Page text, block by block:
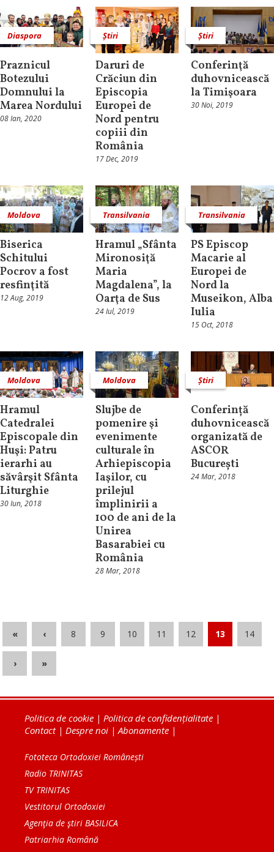
Diaspora
Praznicul
Botezului
Domnului la
Marea Nordului
08 Ian, 2020
Știri
Daruri de
Crăciun din
Episcopia
Europei de
Nord pentru
copiii din
România
17 Dec, 2019
Știri
Conferinţă
duhovnicească
la Timişoara
30 Noi, 2019
Moldova
Biserica
Schitului
Pocrov a fost
resfinţită
12 Aug, 2019
Transilvania
Hramul „Sfânta
Mironosiţă
Maria
Magdalena”, la
Oarţa de Sus
24 Iul, 2019
Transilvania
PS Episcop
Macarie al
Europei de
Nord la
Museikon, Alba
Iulia
15 Oct, 2018
Moldova
Hramul
Catedralei
Episcopale din
Huşi: Patru
ierarhi au
săvârşit Sfânta
Liturghie
30 Iun, 2018
Moldova
Slujbe de
pomenire şi
evenimente
culturale în
Arhiepiscopia
Iaşilor, cu
prilejul
împlinirii a
100 de ani de la
Unirea
Basarabiei cu
România
28 Mar, 2018
Știri
Conferință
duhovnicească
organizată de
ASCOR
București
24 Mar, 2018
« ‹ 8 9 10 11 12 13 14
› »
Politica de cookie | Politica de confidențialitate |
Contact| Despre noi |Abonamente |
Fototeca Ortodoxiei Românești
Radio TRINITAS
TV TRINITAS
Vestitorul Ortodoxiei
Agenţia de ştiri BASILICA
Patriarhia Română